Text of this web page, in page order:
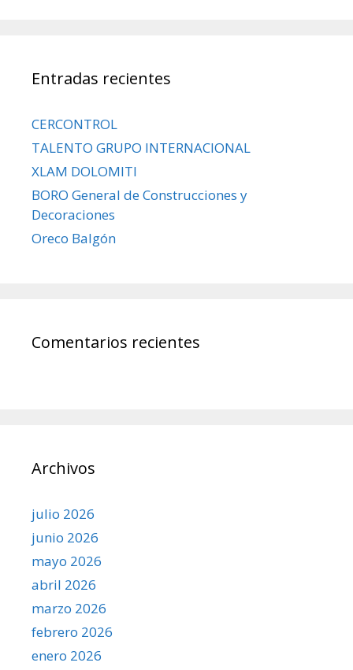
Entradas recientes
CERCONTROL
TALENTO GRUPO INTERNACIONAL
XLAM DOLOMITI
BORO General de Construcciones y
Decoraciones
Oreco Balgón
Comentarios recientes
Archivos
julio 2026
junio 2026
mayo 2026
abril 2026
marzo 2026
febrero 2026
enero 2026